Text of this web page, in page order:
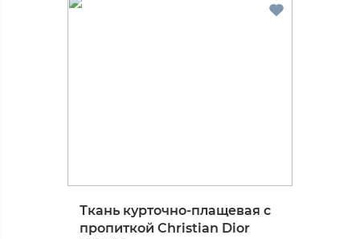
Ткань курточно-плащевая с
пропиткой Christian Dior